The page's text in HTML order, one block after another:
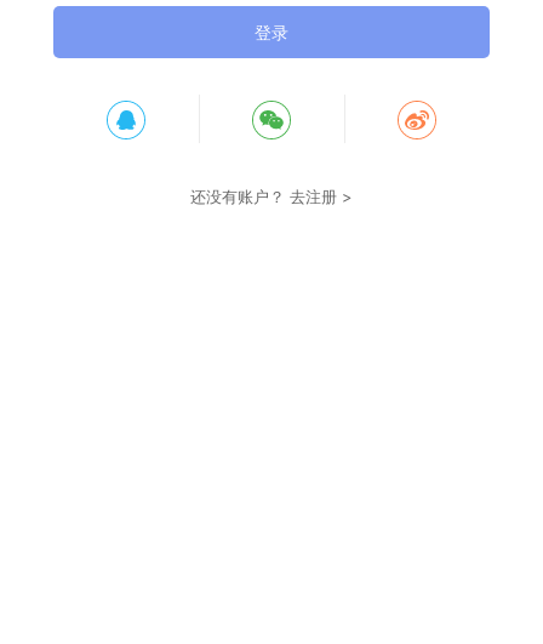
登录
还没有账户？ 去注册 >